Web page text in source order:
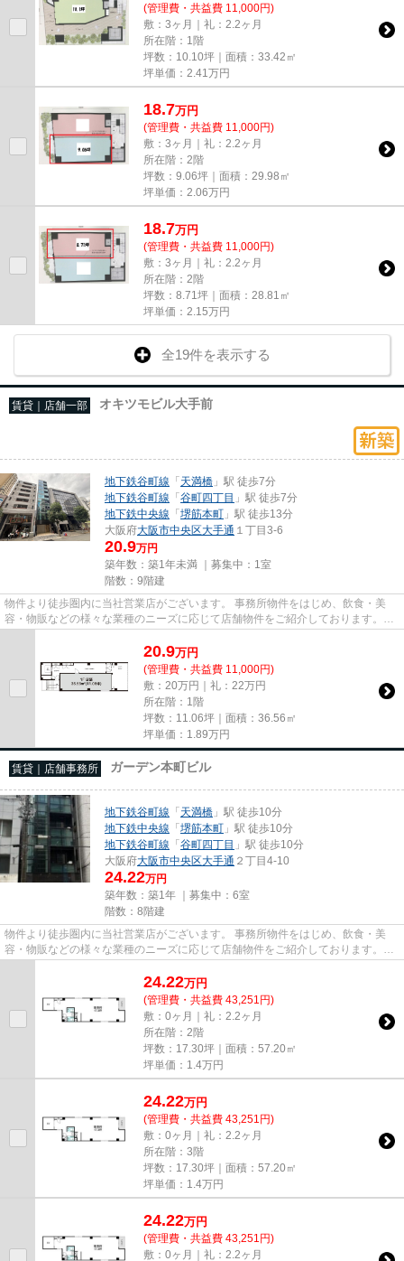
(管理費・共益費 11,000円)
敷：3ヶ月｜礼：2.2ヶ月
所在階：1階
坪数：10.10坪｜面積：33.42㎡
坪単価： 2.41 万円
18.7万円
(管理費・共益費 11,000円)
敷：3ヶ月｜礼：2.2ヶ月
所在階：2階
坪数：9.06坪｜面積：29.98㎡
坪単価： 2.06万円
18.7万円
(管理費・共益費 11,000円)
敷：3ヶ月｜礼：2.2ヶ月
所在階：2階
坪数：8.71坪｜面積：28.81㎡
坪単価： 2.15万円
全19件を表示する
賃貸｜店舗一部 オキツモビル大手前
地下鉄谷町線 「天満橋 」駅 徒歩7分
地下鉄谷町線 「谷町四丁目 」駅 徒歩7分
地下鉄中央線 「堺筋本町 」駅 徒歩13分
大阪府大阪市中央区大手通 １丁目3-6
20.9万円
築年数：築1年未満 ｜募集中： 1室
階数：9階建
物件より徒歩圏内に当社営業店がございます。 事務所物件をはじめ、飲食・美
容・物販などの様々な業種のニーズに応じて店舗物件をご紹介しております。
尚、弊社ではおとり広告は一切...
20.9万円
(管理費・共益費 11,000円)
敷：20万円｜礼：22万円
所在階：1階
坪数：11.06坪｜面積：36.56㎡
坪単価： 1.89万円
賃貸｜店舗事務所 ガーデン本町ビル
地下鉄谷町線 「天満橋 」駅 徒歩10分
地下鉄中央線 「堺筋本町 」駅 徒歩10分
地下鉄谷町線 「谷町四丁目 」駅 徒歩10分
大阪府大阪市中央区大手通 ２丁目4-10
24.22万円
築年数：築1年 ｜募集中： 6室
階数：8階建
物件より徒歩圏内に当社営業店がございます。 事務所物件をはじめ、飲食・美
容・物販などの様々な業種のニーズに応じて店舗物件をご紹介しております。
尚、弊社ではおとり広告は一切...
24.22万円
(管理費・共益費 43,251円)
敷：0ヶ月｜礼：2.2ヶ月
所在階：2階
坪数：17.30坪｜面積：57.20㎡
坪単価： 1.4万円
24.22万円
(管理費・共益費 43,251円)
敷：0ヶ月｜礼：2.2ヶ月
所在階：3階
坪数：17.30坪｜面積：57.20㎡
坪単価： 1.4万円
24.22万円
(管理費・共益費 43,251円)
敷：0ヶ月｜礼：2.2ヶ月